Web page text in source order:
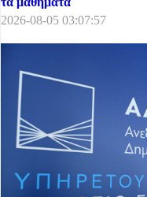
2026-08-05 03:07:57